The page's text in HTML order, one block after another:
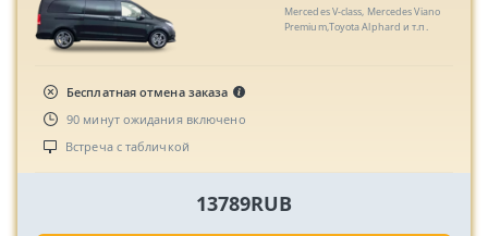
Mercedes V-class, Mercedes Viano
Premium,Toyota Alphard и т.п.
Бесплатная отмена заказа
90 минут ожидания включено
Встреча с табличкой
13789RUB